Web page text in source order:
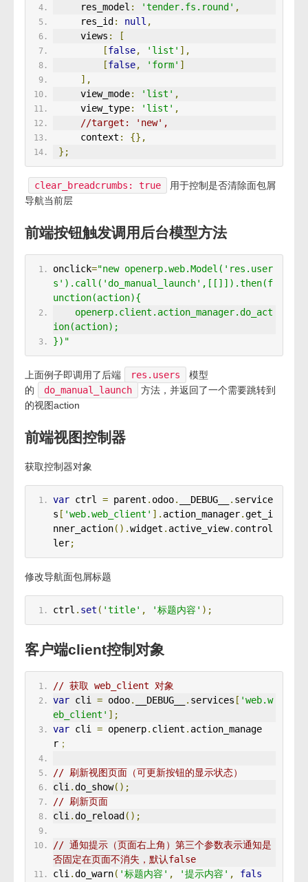
     res_model
: 'tender.fs.round' ,
     res_id
: null ,
     views
:
[
[false, 'list' ],
[false, 'form' ]
],
     view_mode
: 'list' ,
     view_type
: 'list' ,
//target: 'new',
     context
:
{},
};
clear_breadcrumbs: true
用于控制是否清除面包屑
导航当前层
前端按钮触发调用后台模型方法
onclick="new openerp.web.Model('res.user
s').call('do_manual_launch',[[]]).then(f
unction(action){
ion(action);
})"
上面例子即调用了后端 res.users
模型
的
do_manual_launch
方法，并返回了一个需要跳转到
的视图action
前端视图控制器
获取控制器对象
var ctrl = parent . odoo. __DEBUG__ . service
s [ 'web.web_client' ]. action_manager.get_i
nner_action().widget . active_view. control
ler;
修改导航面包屑标题
ctrl . set ( 'title' , '标题内容' );
客户端client控制对象
// 获取 web_client 对象
var cli = odoo. __DEBUG__ . services [ 'web.w
eb_client' ];
var cli = openerp. client . action_manage
r；
// 刷新视图页面（可更新按钮的显示状态）
cli .do_show();
// 刷新页面
cli .do_reload ();
// 通知提示（页面右上角）第三个参数表示通知是
否固定在页面不消失，默认false
cli .do_warn( '标题内容' , '提示内容' ,
fals